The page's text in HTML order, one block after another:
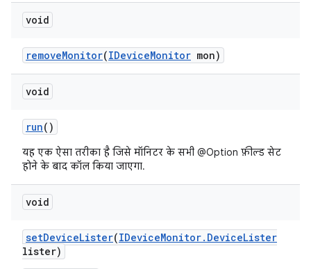
void
removeMonitor(IDeviceMonitor mon)
void
run()
यह एक ऐसा तरीका है जिसे मॉनिटर के सभी @Option फ़ील्ड सेट
होने के बाद कॉल किया जाएगा.
void
setDeviceLister(IDeviceMonitor. DeviceLister
lister)